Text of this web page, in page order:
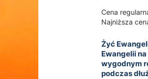
Cena
Najniższa
Żyć
Ewangelii
wygodnym
podczas